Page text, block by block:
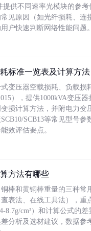
提供不同速率光模块的参
见原因（如光纤损耗、连
户快速判断网络性能问题。
标准一览表及计算方法
变压器空载损耗、负载损
），提供1000kVA变压
损计算方法，并附电力变
SCB13等常见型号参
效评估要点。
方法有哪些
棒和黄铜棒重量的三种常
查表法、在线工具法），重
8.7g/cm³）和计算公式的
分析及选材建议，数据参